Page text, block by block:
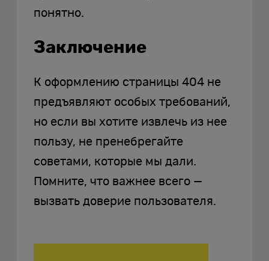
понятно.
Заключение
К оформлению страницы 404 не
предъявляют особых требований,
но если вы хотите извлечь из нее
пользу, не пренебрегайте
советами, которые мы дали.
Помните, что важнее всего —
вызвать доверие пользователя.